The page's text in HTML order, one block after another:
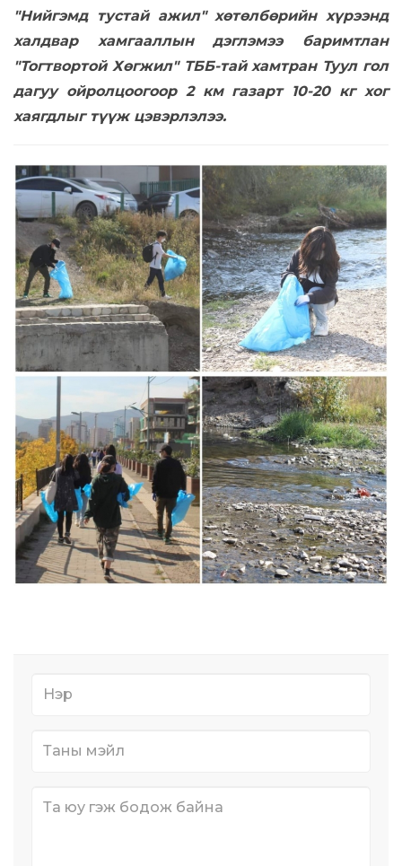
"Нийгэмд тустай ажил" хөтөлбөрийн хүрээнд
халдвар хамгааллын дэглэмээ баримтлан
"Тогтвортой Хөгжил" ТББ-тай хамтран Туул гол
дагуу ойролцоогоор 2 км газарт 10-20 кг хог
хаягдлыг түүж цэвэрлэлээ.